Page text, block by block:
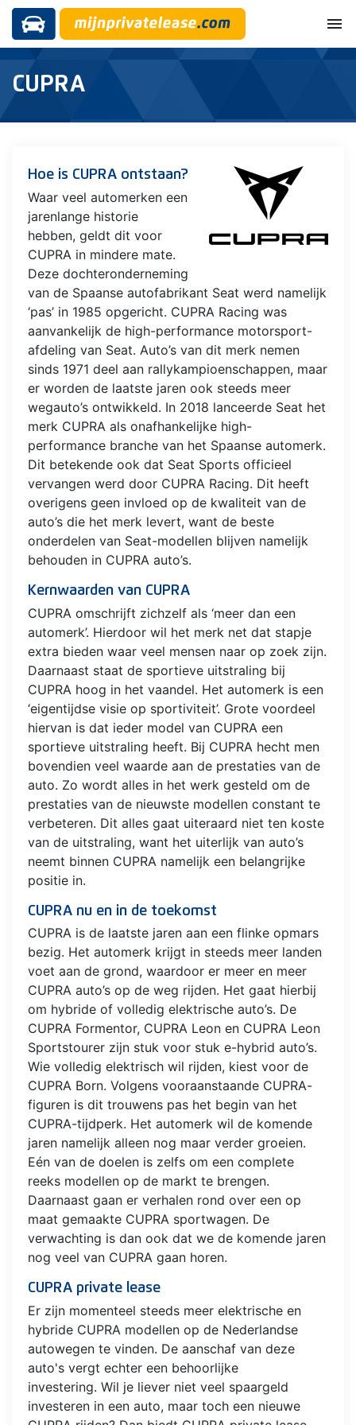
menu
CUPRA
Hoe is CUPRA ontstaan?
Waar veel automerken een
jarenlange historie
hebben, geldt dit voor
CUPRA in mindere mate.
Deze dochteronderneming
van de Spaanse autofabrikant Seat werd namelijk
‘pas’ in 1985 opgericht. CUPRA Racing was
aanvankelijk de high-performance motorsport-
afdeling van Seat. Auto’s van dit merk nemen
sinds 1971 deel aan rallykampioenschappen, maar
er worden de laatste jaren ook steeds meer
wegauto’s ontwikkeld. In 2018 lanceerde Seat het
merk CUPRA als onafhankelijke high-
performance branche van het Spaanse automerk.
Dit betekende ook dat Seat Sports officieel
vervangen werd door CUPRA Racing. Dit heeft
overigens geen invloed op de kwaliteit van de
auto’s die het merk levert, want de beste
onderdelen van Seat-modellen blijven namelijk
behouden in CUPRA auto’s.
Kernwaarden van CUPRA
CUPRA omschrijft zichzelf als ‘meer dan een
automerk’. Hierdoor wil het merk net dat stapje
extra bieden waar veel mensen naar op zoek zijn.
Daarnaast staat de sportieve uitstraling bij
CUPRA hoog in het vaandel. Het automerk is een
‘eigentijdse visie op sportiviteit’. Grote voordeel
hiervan is dat ieder model van CUPRA een
sportieve uitstraling heeft. Bij CUPRA hecht men
bovendien veel waarde aan de prestaties van de
auto. Zo wordt alles in het werk gesteld om de
prestaties van de nieuwste modellen constant te
verbeteren. Dit alles gaat uiteraard niet ten koste
van de uitstraling, want het uiterlijk van auto’s
neemt binnen CUPRA namelijk een belangrijke
positie in.
CUPRA nu en in de toekomst
CUPRA is de laatste jaren aan een flinke opmars
bezig. Het automerk krijgt in steeds meer landen
voet aan de grond, waardoor er meer en meer
CUPRA auto’s op de weg rijden. Het gaat hierbij
om hybride of volledig elektrische auto’s. De
CUPRA Formentor, CUPRA Leon en CUPRA Leon
Sportstourer zijn stuk voor stuk e-hybrid auto’s.
Wie volledig elektrisch wil rijden, kiest voor de
CUPRA Born. Volgens vooraanstaande CUPRA-
figuren is dit trouwens pas het begin van het
CUPRA-tijdperk. Het automerk wil de komende
jaren namelijk alleen nog maar verder groeien.
Eén van de doelen is zelfs om een complete
reeks modellen op de markt te brengen.
Daarnaast gaan er verhalen rond over een op
maat gemaakte CUPRA sportwagen. De
verwachting is dan ook dat we de komende jaren
nog veel van CUPRA gaan horen.
CUPRA private lease
Er zijn momenteel steeds meer elektrische en
hybride CUPRA modellen op de Nederlandse
autowegen te vinden. De aanschaf van deze
auto's vergt echter een behoorlijke
investering. Wil je liever niet veel spaargeld
investeren in een auto, maar toch een nieuwe